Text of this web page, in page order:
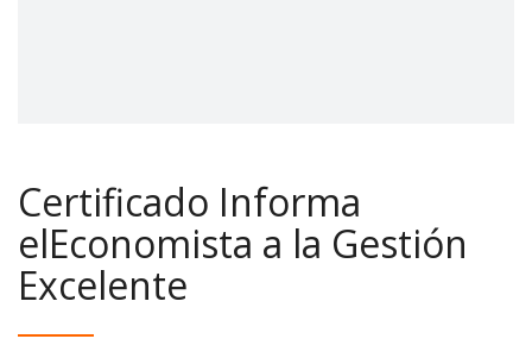
Certificado Informa
elEconomista a la Gestión
Excelente